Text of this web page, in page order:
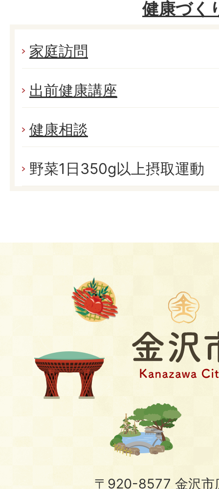
健康づく
家庭訪問
出前健康講座
健康相談
野菜1日350g以上摂取運動
〒920-8577 金沢市